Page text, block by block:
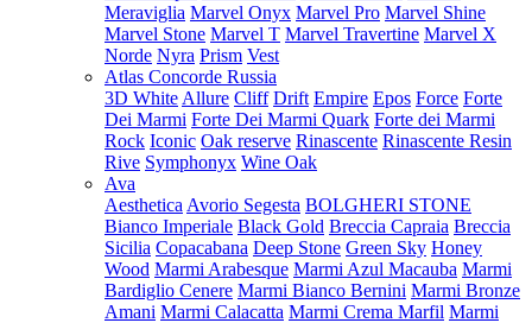
Meraviglia Marvel Onyx Marvel Pro Marvel Shine
Marvel Stone Marvel T Marvel Travertine Marvel X
Norde Nyra Prism Vest
Atlas Concorde Russia
3D White Allure Cliff Drift Empire Epos Force Forte
Dei Marmi Forte Dei Marmi Quark Forte dei Marmi
Rock Iconic Oak reserve Rinascente Rinascente Resin
Rive Symphonyx Wine Oak
Ava
Aesthetica Avorio Segesta BOLGHERI STONE
Bianco Imperiale Black Gold Breccia Capraia Breccia
Sicilia Copacabana Deep Stone Green Sky Honey
Wood Marmi Arabesque Marmi Azul Macauba Marmi
Bardiglio Cenere Marmi Bianco Bernini Marmi Bronze
Amani Marmi Calacatta Marmi Crema Marfil Marmi